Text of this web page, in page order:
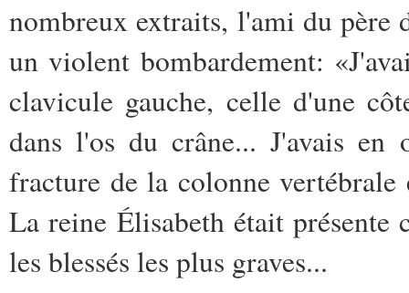
nombreux extraits, l'ami du père
un violent bombardement:
clavicule gauche, celle d'une
dans l'os du crâne... J'avais
fracture de la colonne
La reine Élisabeth était présente
les blessés les plus graves...